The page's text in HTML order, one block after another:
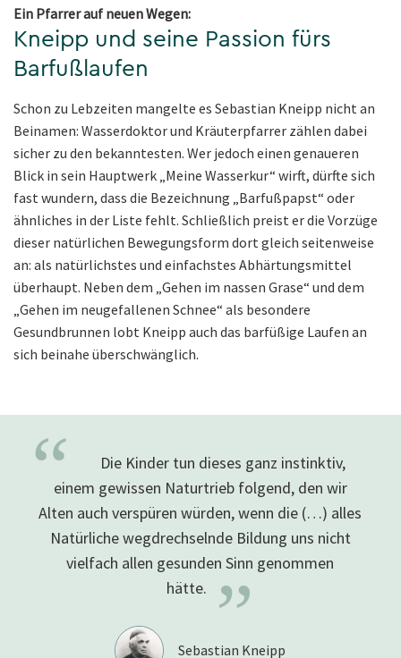
Ein Pfarrer auf neuen Wegen:
Kneipp und seine Passion fürs
Barfußlaufen
Schon zu Lebzeiten mangelte es Sebastian Kneipp nicht an
Beinamen: Wasserdoktor und Kräuterpfarrer zählen dabei
sicher zu den bekanntesten. Wer jedoch einen genaueren
Blick in sein Hauptwerk „Meine Wasserkur“ wirft, dürfte sich
fast wundern, dass die Bezeichnung „Barfußpapst“ oder
ähnliches in der Liste fehlt. Schließlich preist er die Vorzüge
dieser natürlichen Bewegungsform dort gleich seitenweise
an: als natürlichstes und einfachstes Abhärtungsmittel
überhaupt. Neben dem „Gehen im nassen Grase“ und dem
„Gehen im neugefallenen Schnee“ als besondere
Gesundbrunnen lobt Kneipp auch das barfüßige Laufen an
sich beinahe überschwänglich.
“
Die Kinder tun dieses ganz instinktiv,
einem gewissen Naturtrieb folgend, den wir
Alten auch verspüren würden, wenn die (…) alles
Natürliche wegdrechselnde Bildung uns nicht
vielfach allen gesunden Sinn genommen
hätte.
”
Sebastian Kneipp